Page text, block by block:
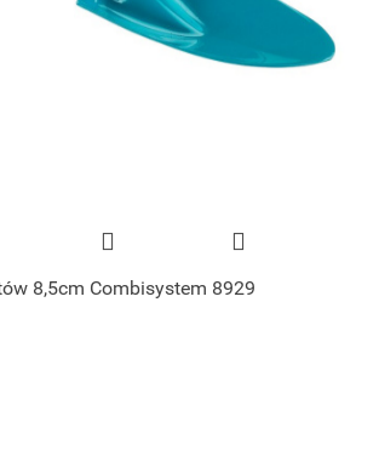
8,5cm Combisystem 8929